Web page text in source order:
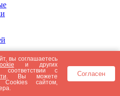
вы соглашаетесь
и других
соответствии с
. Вы можете
Cookies сайтом,
Согласен